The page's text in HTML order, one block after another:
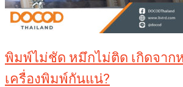
พิมพ์ไม่ชัด หมึกไม่ติด เกิดจาก
เครื่องพิมพ์กันแน่?